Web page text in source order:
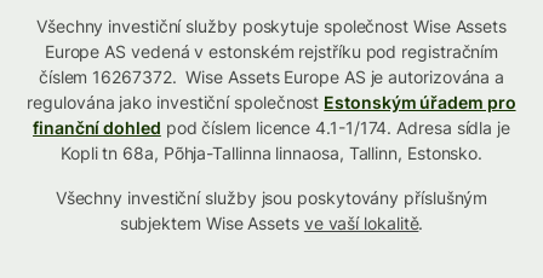
Všechny investiční služby poskytuje společnost Wise Assets
Europe AS vedená v estonském rejstříku pod registračním
číslem 16267372. Wise Assets Europe AS je autorizována a
regulována jako investiční společnost Estonským úřadem pro
finanční dohled pod číslem licence 4.1-1/174. Adresa sídla je
Kopli tn 68a, Põhja-Tallinna linnaosa, Tallinn, Estonsko.
Všechny investiční služby jsou poskytovány příslušným
subjektem Wise Assets ve vaší lokalitě.